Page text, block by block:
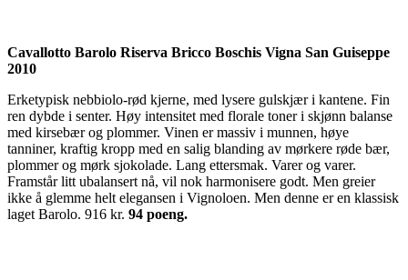
Cavallotto Barolo Riserva Bricco Boschis Vigna San Guiseppe
2010
Erketypisk nebbiolo-rød kjerne, med lysere gulskjær i kantene. Fin
ren dybde i senter. Høy intensitet med florale toner i skjønn balanse
med kirsebær og plommer. Vinen er massiv i munnen, høye
tanniner, kraftig kropp med en salig blanding av mørkere røde bær,
plommer og mørk sjokolade. Lang ettersmak. Varer og varer.
Framstår litt ubalansert nå, vil nok harmonisere godt. Men greier
ikke å glemme helt elegansen i Vignoloen. Men denne er en klassisk
laget Barolo. 916 kr. 94 poeng.